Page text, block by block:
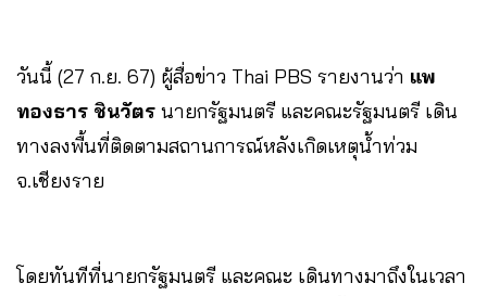
วันนี้ (27 ก.ย. 67) ผู้สื่อข่าว Thai PBS รายงานว่า แพ
ทองธาร ชินวัตร นายกรัฐมนตรี และคณะรัฐมนตรี ​เดิน
ทางลงพื้นที่ติดตามสถานการณ์หลังเกิดเหตุน้ำท่วม
จ.เชียงราย
โดยทันทีที่นายกรัฐมนตรี ​และคณะ​ เดินทางมาถึง​ในเวลา​